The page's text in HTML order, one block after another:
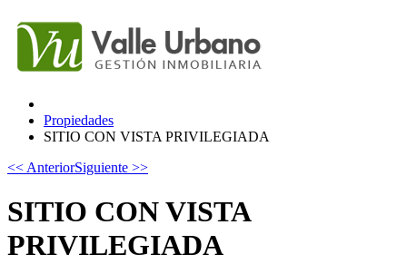
Propiedades
SITIO CON VISTA PRIVILEGIADA
<< AnteriorSiguiente >>
SITIO CON VISTA
PRIVILEGIADA